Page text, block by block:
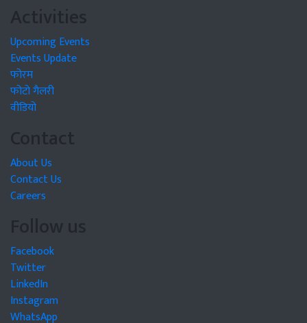
Activities
Upcoming Events
Events Update
फोरम
फोटो गैलरी
वीडियो
Contact
About Us
Contact Us
Careers
Follow us
Facebook
Twitter
LinkedIn
Instagram
WhatsApp